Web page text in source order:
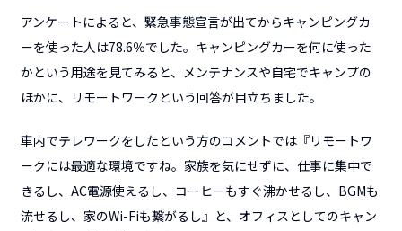
アンケートによると、緊急事態宣言が出てからキャンピングカ
ーを使った人は78.6％でした。キャンピングカーを何に使った
かという用途を見てみると、メンテナンスや自宅でキャンプの
ほかに、リモートワークという回答が目立ちました。
車内でテレワークをしたという方のコメントでは『リモートワ
ークには最適な環境ですね。家族を気にせずに、仕事に集中で
きるし、AC電源使えるし、コーヒーもすぐ沸かせるし、BGMも
流せるし、家のWi-Fiも繋がるし』と、オフィスとしてのキャン